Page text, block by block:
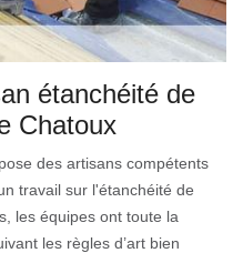
étanchéité de
Chatoux
des artisans compétents
travail sur l'étanchéité de
les équipes ont toute la
les règles d’art bien